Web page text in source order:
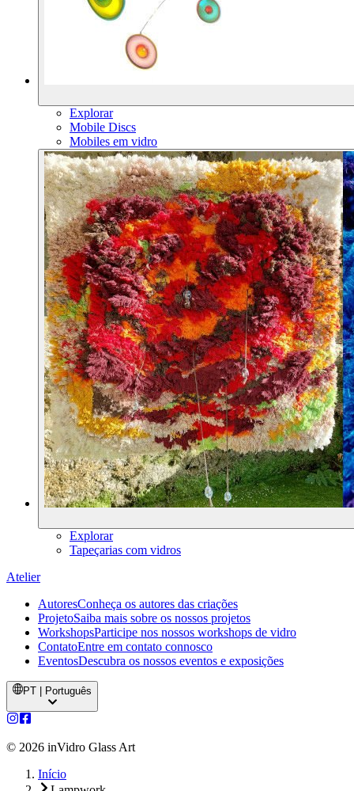
Explorar
Mobile Discs
Mobiles em vidro
Explorar
Tapeçarias com vidros
Atelier
AutoresConheça os autores das criações
ProjetoSaiba mais sobre os nossos projetos
WorkshopsParticipe nos nossos workshops de vidro
ContatoEntre em contato connosco
EventosDescubra os nossos eventos e exposições
PT | Português
© 2026 inVidro Glass Art
Início